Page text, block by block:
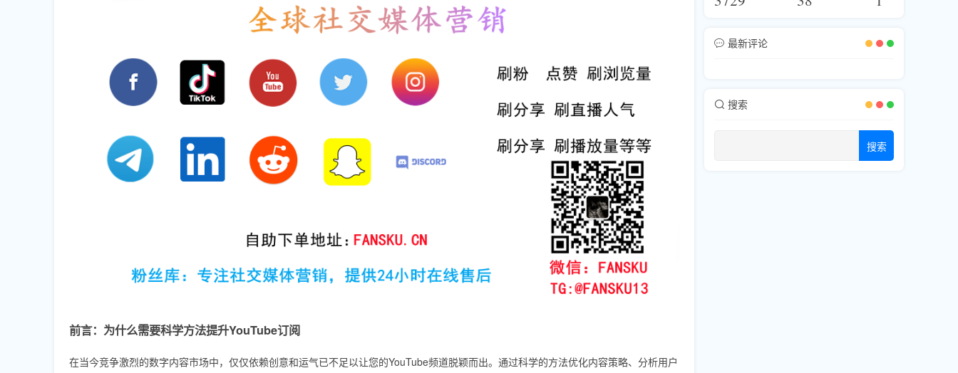
前言：为什么需要科学方法提升YouTube订阅
在当今竞争激烈的数字内容市场中，仅仅依赖创意和运气已不足以让您的YouTube频道脱颖而出。通过科学的方法优化内容策略、分析用户
最新评论
搜索
搜索